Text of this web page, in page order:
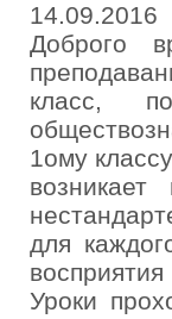
14.09.2016
Доброго
класс,
1ому
для
Уроки